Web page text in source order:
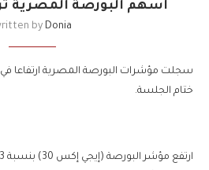
أسهم البورصة المصرية تربح 31 مليار
by Donia
سجلت مؤشرات البورصة المصرية ارتفاعا في
ختام الجلسة.